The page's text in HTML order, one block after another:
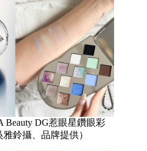
DG惹眼星鑽眼彩
鈴攝、品牌提供）